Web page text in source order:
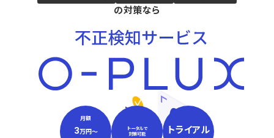
の対策なら
月額
3万円〜
トータルで
対策可能
トライアル